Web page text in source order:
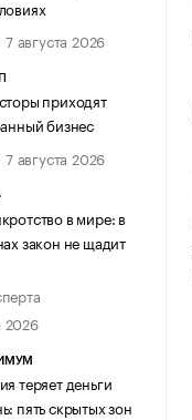
7 августа 2026
приходят
бизнес
7 августа 2026
в мире: в
закон не щадит
2026
теряет деньги
пять скрытых зон